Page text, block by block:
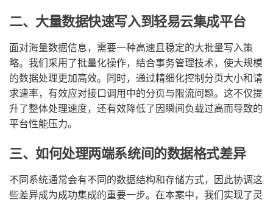
二、大量数据快速写入到轻易云集成平台
面对海量数据信息，需要一种高速且稳定的大批量写入策
略。我们采用了批量化操作，结合事务管理技术，使大规模
的数据处理更加高效。同时，通过精细化控制分页大小和请
求速率，有效应对接口调用中的分页与限流问题。这不仅提
升了整体处理速度，还有效降低了因瞬间负载过高而导致的
平台性能压力。
三、如何处理两端系统间的数据格式差异
不同系统通常会有不同的数据结构和存储方式，因此协调这
些差异成为成功集成的重要一步。在本案中，我们实现了灵